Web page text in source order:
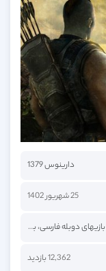
دارینوس 1379
25 شهریور 1402
بازیهای دوبله فارسی،بازیهای فارسی
12,362 بازدید